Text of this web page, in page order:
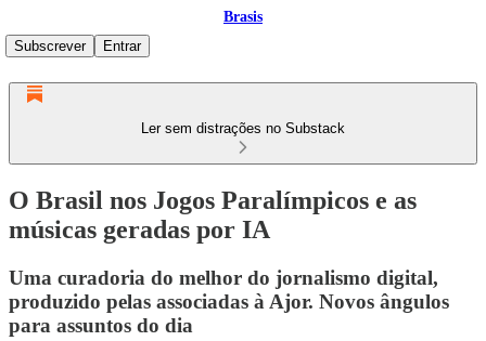
Brasis
Subscrever
Entrar
Ler sem distrações no Substack
O Brasil nos Jogos Paralímpicos e as
músicas geradas por IA
Uma curadoria do melhor do jornalismo digital,
produzido pelas associadas à Ajor. Novos ângulos
para assuntos do dia